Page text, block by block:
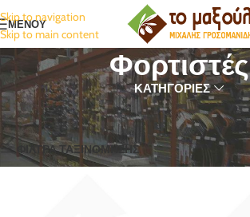
Skip to navigation
Skip to main content
ΜΕΝΟΥ
Φορτιστές
ΚΑΤΗΓΟΡΙΕΣ
Αρχική σελίδα Εξαρτήματα Φορτιστές
Προβάλλονται όλα - 8 αποτελέσματα
ΦΙΛΤΡΑ ΤΑΞΙΝΟΜΗΣΗΣ